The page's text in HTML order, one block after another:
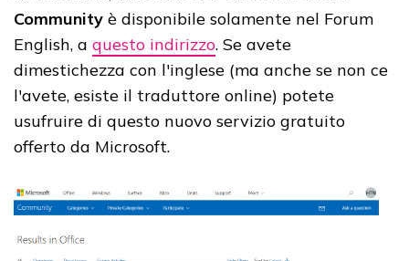
Community è disponibile solamente nel Forum
English, a questo indirizzo. Se avete
dimestichezza con l'inglese (ma anche se non ce
l'avete, esiste il traduttore online) potete
usufruire di questo nuovo servizio gratuito
offerto da Microsoft.